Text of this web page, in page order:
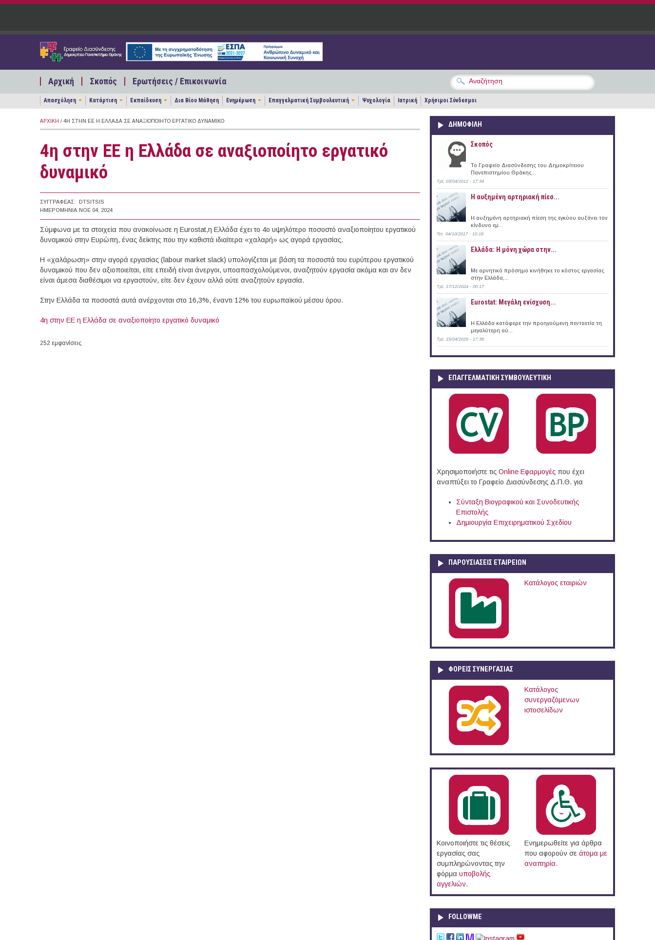
Παράκαμψη προς το κυρίως περιεχόμενο
Αρχική Σκοπός Ερωτήσεις / Επικοινωνία
Απασχόληση Κατάρτιση Εκπαίδευση Δια Βίου Μάθηση Ενημέρωση Επαγγελματική Συμβουλευτική Ψυχολογία Ιατρική Χρήσιμοι Σύνδεσμοι
ΑΡΧΙΚΉ / 4Η ΣΤΗΝ ΕΕ Η ΕΛΛΆΔΑ ΣΕ ΑΝΑΞΙΟΠΟΊΗΤΟ ΕΡΓΑΤΙΚΌ ΔΥΝΑΜΙΚΌ
4η στην ΕΕ η Ελλάδα σε αναξιοποίητο εργατικό
δυναμικό
ΣΥΓΓΡΑΦΈΑΣ:
DTSITSIS
ΗΜΕΡΟΜΗΝΊΑ: ΝΟΕ 04, 2024
Σύμφωνα με τα στοιχεία που ανακοίνωσε η Εurostat,η Eλλάδα έχει το 4ο υψηλότερο ποσοστό αναξιοποίητου εργατικού
δυναμικού στην Ευρώπη, ένας δείκτης που την καθιστά ιδιαίτερα «χαλαρή» ως αγορά εργασίας.
Η «χαλάρωση» στην αγορά εργασίας (labour market slack) υπολογίζεται με βάση τα ποσοστά του ευρύτερου εργατικού
δυναμικού που δεν αξιοποιείται, είτε επειδή είναι άνεργοι, υποαπασχολούμενοι, αναζητούν εργασία ακόμα και αν δεν
είναι άμεσα διαθέσιμοι να εργαστούν, είτε δεν έχουν αλλά ούτε αναζητούν εργασία.
Στην Ελλάδα τα ποσοστά αυτά ανέρχονται στο 16,3%, έναντι 12% του ευρωπαϊκού μέσου όρου.
4η στην ΕΕ η Ελλάδα σε αναξιοποίητο εργατικό δυναμικό
252 εμφανίσεις
ΔΗΜΟΦΙΛΗ
Σκοπός
Το Γραφείο Διασύνδεσης του Δημοκρίτειου
Πανεπιστημίου Θράκης...
Τρί, 03/04/2012 - 17:34
Η αυξημένη αρτηριακή πίεσ...
Η αυξημένη αρτηριακή πίεση της εγκύου αυξάνει τον
κίνδυνο εμ...
Τετ, 04/10/2017 - 10:18
Ελλάδα: Η μόνη χώρα στην...
Με αρνητικό πρόσημο κινήθηκε το κόστος εργασίας
στην Ελλάδα,...
Τρί, 17/12/2024 - 00:17
Eurostat: Μεγάλη ενίσχυση...
H Ελλάδα κατάφερε την προηγούμενη πενταετία τη
μεγαλύτερη αύ...
Τρί, 15/04/2025 - 17:38
ΕΠΑΓΓΕΛΜΑΤΙΚΉ ΣΥΜΒΟΥΛΕΥΤΙΚΉ
Χρησιμοποιήστε τις Online Eφαρμογές που έχει
αναπτύξει το Γραφείο Διασύνδεσης Δ.Π.Θ. για
Σύνταξη Βιογραφικού και Συνοδευτικής
Επιστολής
Δημιουργία Επιχειρηματικού Σχεδίου
ΠΑΡΟΥΣΙΆΣΕΙΣ ΕΤΑΙΡΕΙΏΝ
Κατάλογος εταιριών
ΦΟΡΕΙΣ ΣΥΝΕΡΓΑΣΙΑΣ
Κατάλογος
συνεργαζόμενων
ιστοσελίδων
Κοινοποιήστε τις θέσεις
εργασίας σας
συμπληρώνοντας την
φόρμα υποβολής
αγγελιών.
Ενημερωθείτε για άρθρα
που αφορούν σε άτομα με
αναπηρία.
FOLLOWME